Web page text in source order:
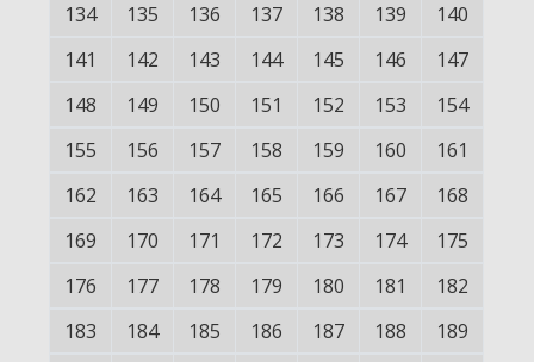
134
135 136 137 138 139
140
141
142 143 144 145 146
147
148
149 150 151 152 153
154
155
156 157 158 159 160
161
162
163 164 165 166 167
168
169
170 171 172 173 174
175
176
177 178 179 180 181
182
183
184 185 186 187 188
189